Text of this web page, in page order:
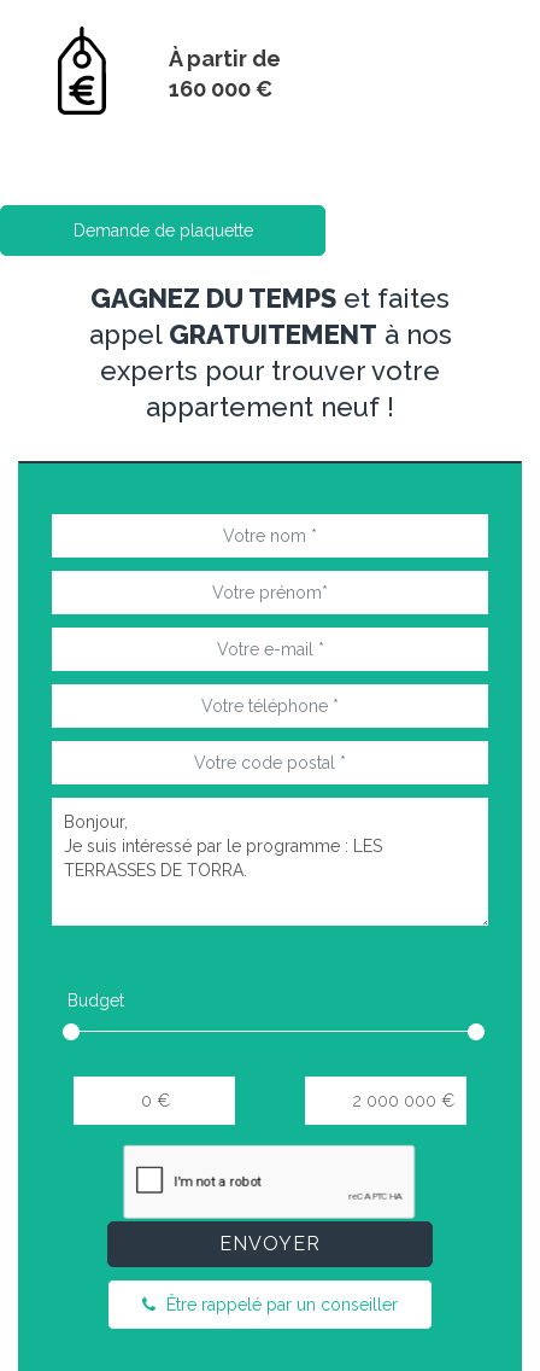
À partir de
160 000 €
Demande de plaquette
GAGNEZ DU TEMPS et faites
appel GRATUITEMENT à nos
experts pour trouver votre
appartement neuf !
Budget
ENVOYER
Être rappelé par un conseiller